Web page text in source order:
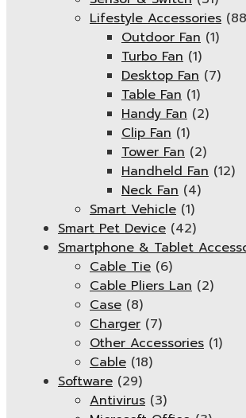
Lifestyle Accessories
Outdoor Fan (1)
Turbo Fan (1)
Desktop Fan (7)
Table Fan (1)
Handy Fan (2)
Clip Fan (1)
Tower Fan (2)
Handheld Fan (12)
Neck Fan (4)
Smart Vehicle (1)
Smart Pet Device (42)
Smartphone & Tablet
Cable Tie (6)
Cable Pliers Lan (2)
Case (8)
Charger (7)
Other Accessories (1)
Cable (18)
Software (29)
Antivirus (3)